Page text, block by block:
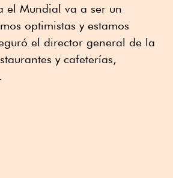
el Mundial va a ser un
optimistas y estamos
el director general de la
y cafeterías,